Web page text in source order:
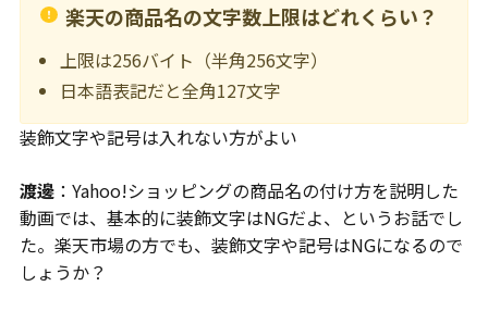
楽天の商品名の文字数上限はどれくらい？
上限は256バイト（半角256文字）
日本語表記だと全角127文字
装飾文字や記号は入れない方がよい
渡邊 ：Yahoo!ショッピングの商品名の付け方を説明した
動画では、基本的に装飾文字はNGだよ、というお話でし
た。楽天市場の方でも、装飾文字や記号はNGになるので
しょうか？